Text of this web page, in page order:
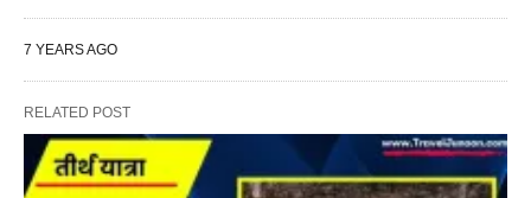
7 YEARS AGO
RELATED POST